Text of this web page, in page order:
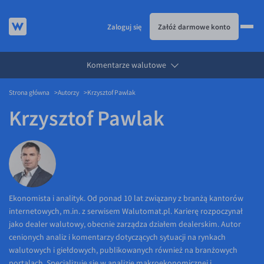
KURSY WALUT
Kursy walut
EUR/PLN
CHF/PLN
GBP/PLN
CZK/PLN
DKK/PLN
NOK/PLN
SEK/PLN
KARTA WIELOWALUTOWA
Karta wielowalutowa
PRZELEWY ZAGRANICZNE
DLA FIRM
Dla firm
API dla biznesu
Partnerstwa
Walutomat Business
Program Afiliacyjny
JAK TO DZIAŁA
Jak to działa
Prowizje i rabaty
Metody płatności
Banki i przelewy
BLOG
Blog
Aktualności
Komentarze walutowe
Zaloguj się Załóż darmowe konto
Komentarze walutowe
Strona główna Autorzy Krzysztof Pawlak
Krzysztof Pawlak
Ekonomista i analityk. Od ponad 10 lat związany z branżą kantorów
internetowych, m.in. z serwisem Walutomat.pl. Karierę rozpoczynał
jako dealer walutowy, obecnie zarządza działem dealerskim. Autor
cenionych analiz i komentarzy dotyczących sytuacji na rynkach
walutowych i giełdowych, publikowanych również na branżowych